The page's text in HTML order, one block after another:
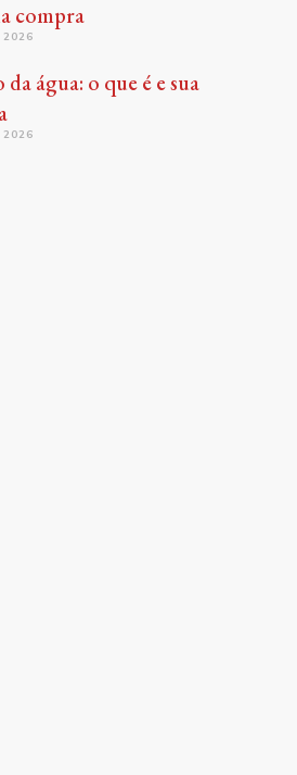
compra
água: o que é e sua